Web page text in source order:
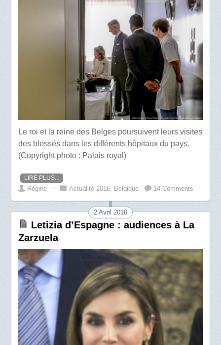
Le roi et la reine des Belges poursuivent leurs visites
des blessés dans les différents hôpitaux du pays.
(Copyright photo : Palais royal)
LIRE PLUS...
Régine ⋅ Actualité 2016 Belgique 14 Comments
2 Avril 2016
Letizia d’Espagne : audiences à La
Zarzuela